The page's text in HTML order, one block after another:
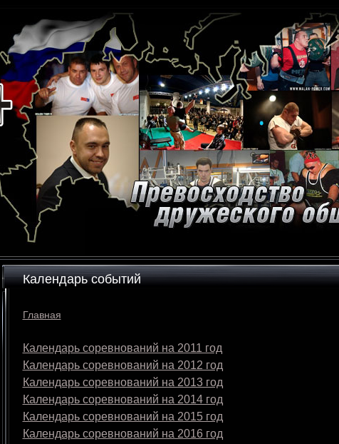
Календарь событий
Главная
Календарь соревнований на 2011 год
Календарь соревнований на 2012 год
Календарь соревнований на 2013 год
Календарь соревнований на 2014 год
Календарь соревнований на 2015 год
Календарь соревнований на 2016 год